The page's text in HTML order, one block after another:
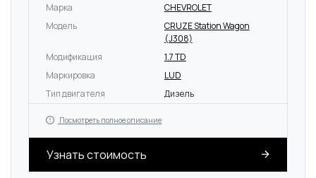
Марка
CHEVROLET
Модель
CRUZE Station Wagon
(J308)
Модификация
1.7 TD
Маркировка
LUD
Тип двигателя
Дизель
Посмотреть полное описание
Узнать стоимость